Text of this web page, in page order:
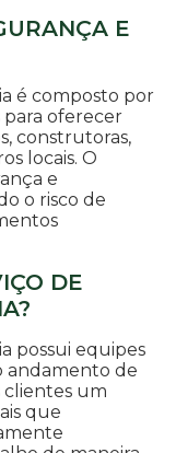
E
é composto por
oferecer
construtoras,
locais. O
e
o risco de
DE
possui equipes
andamento de
clientes um
que